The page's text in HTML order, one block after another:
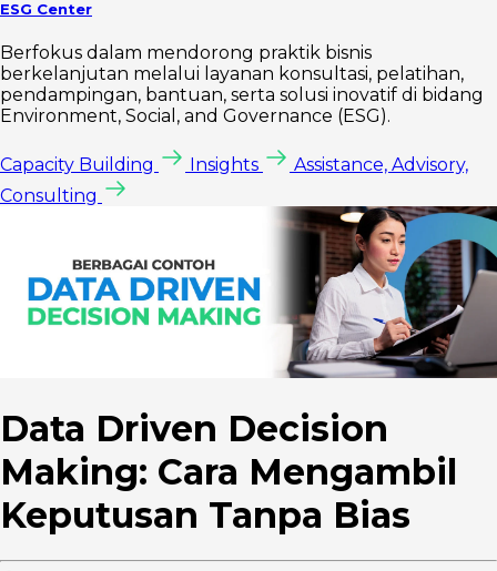
ESG Center
Berfokus dalam mendorong praktik bisnis
berkelanjutan melalui layanan konsultasi, pelatihan,
pendampingan, bantuan, serta solusi inovatif di bidang
Environment, Social, and Governance (ESG).
Capacity Building Insights
Assistance, Advisory,
Consulting
Data Driven Decision
Making: Cara Mengambil
Keputusan Tanpa Bias